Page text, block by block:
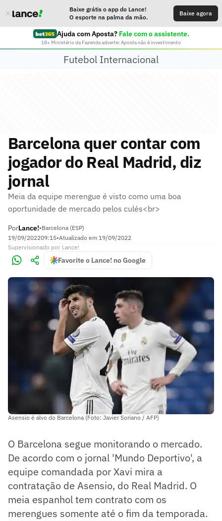
Baixe grátis o app do Lance!
O esporte na palma da mão.
Baixe agora
Ajuda com Aposta? Fale com o assistente.
18+ Ministério da Fazenda adverte: Aposta não é investimento
Futebol Internacional
Barcelona quer contar com
jogador do Real Madrid, diz
jornal
Meia da equipe merengue é visto como uma boa
oportunidade de mercado pelos culés<br>
PorLance!•Barcelona (ESP)
19/09/202209:15•Atualizado em 19/09/2022
Supervisionado por Lance!
Favorite o Lance! no Google
Asensio é alvo do Barcelona (Foto: Javier Soriano / AFP)
O Barcelona segue monitorando o mercado.
De acordo com o jornal 'Mundo Deportivo', a
equipe comandada por Xavi mira a
contratação de Asensio, do Real Madrid. O
meia espanhol tem contrato com os
merengues somente até o fim da temporada.